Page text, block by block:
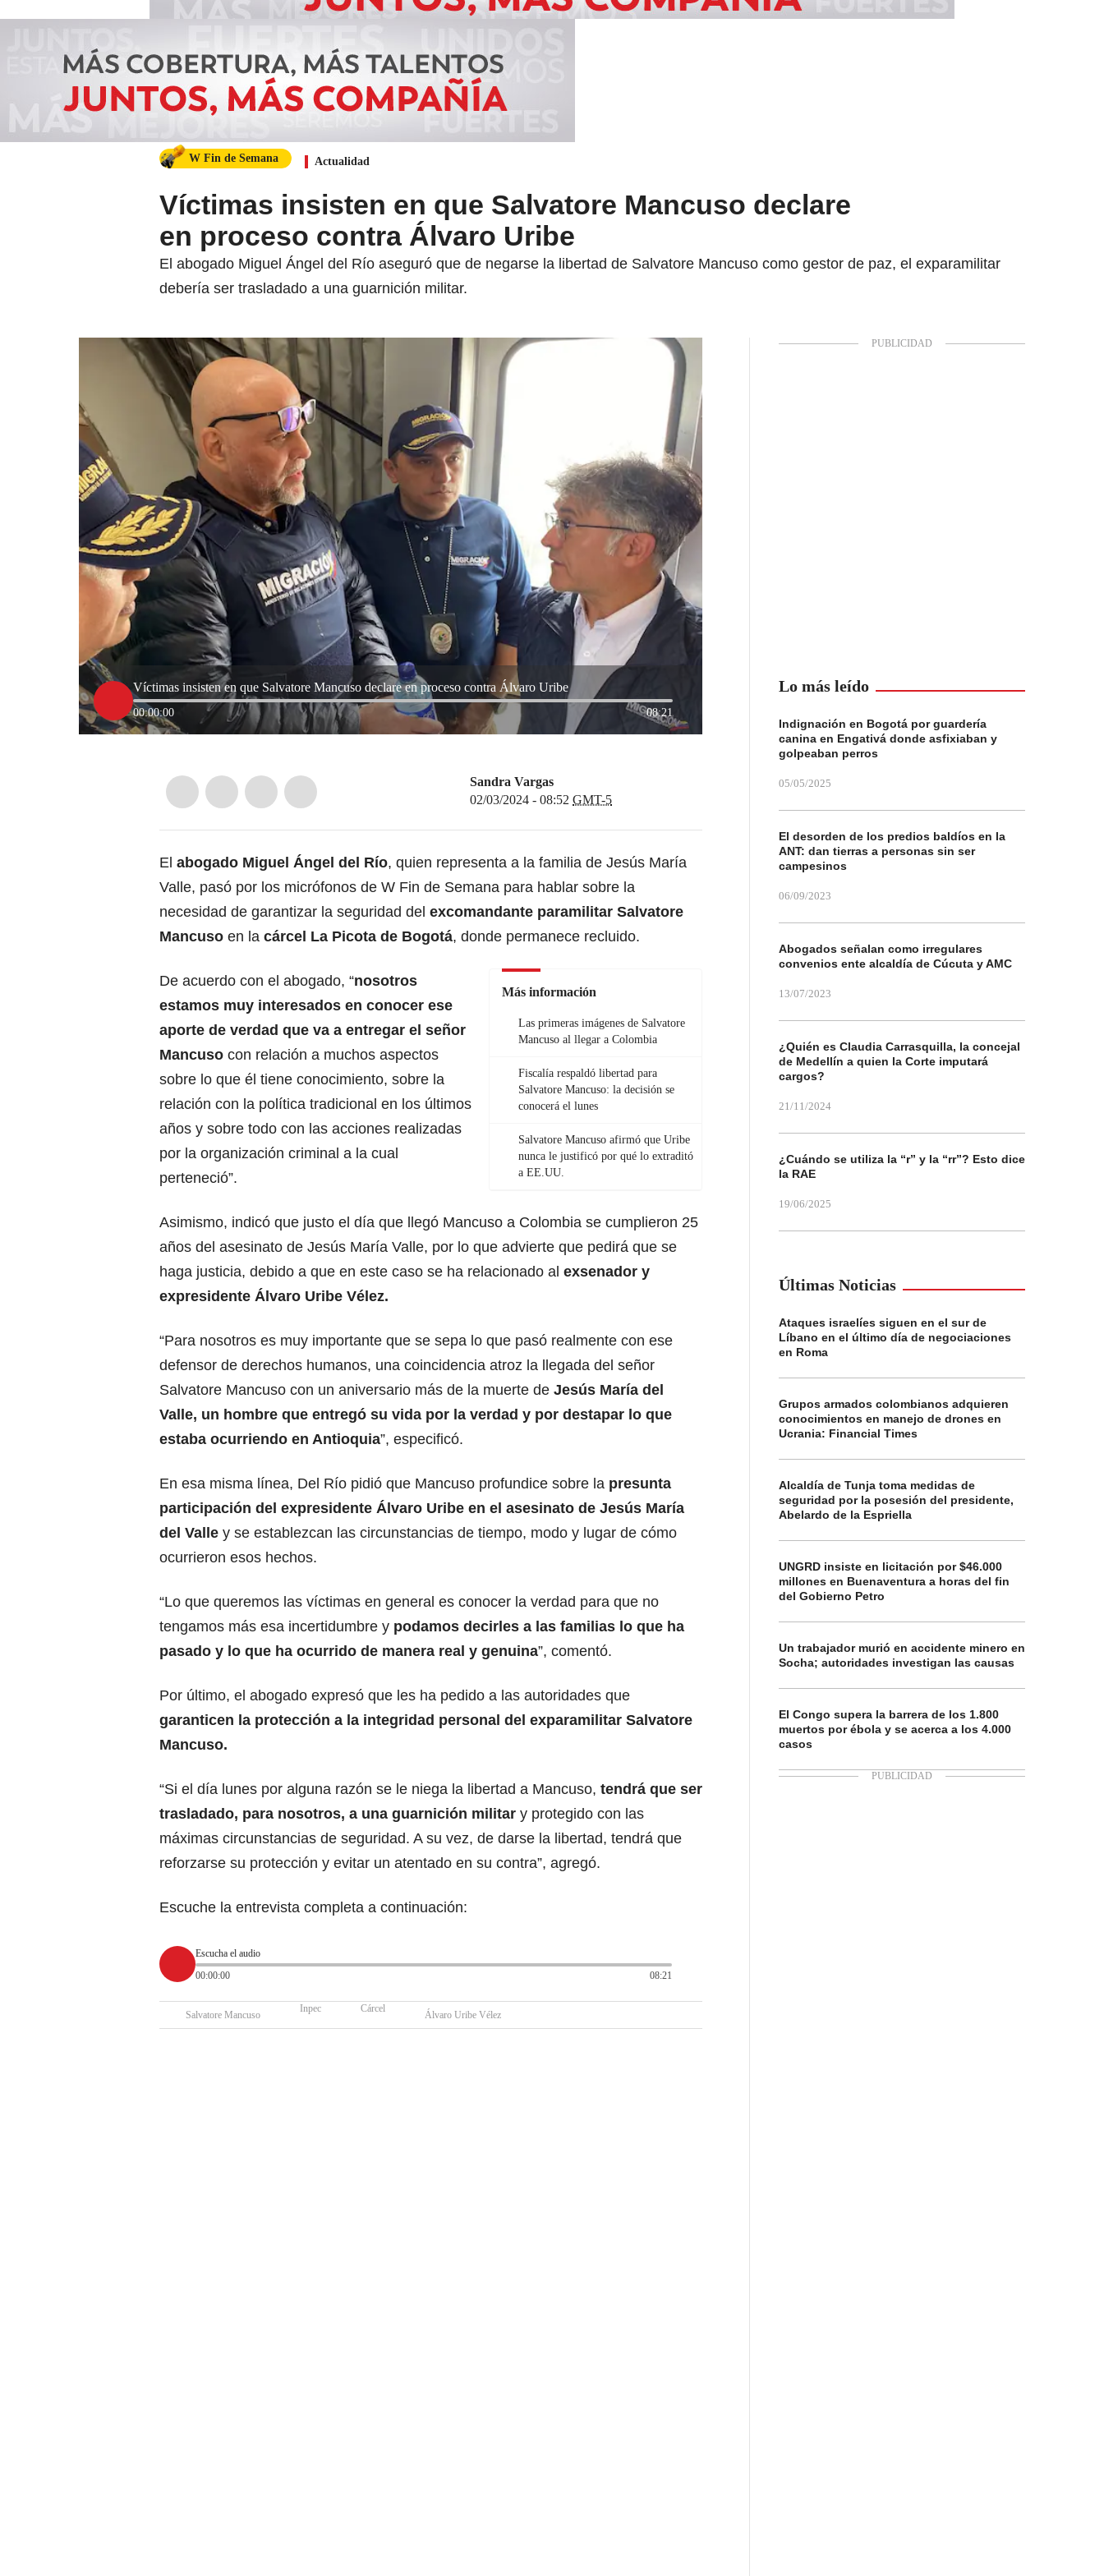
W Fin de Semana Actualidad
Víctimas insisten en que Salvatore Mancuso declare
en proceso contra Álvaro Uribe
El abogado Miguel Ángel del Río aseguró que de negarse la libertad de Salvatore Mancuso como gestor de paz, el exparamilitar
debería ser trasladado a una guarnición militar.
Víctimas insisten en que Salvatore Mancuso declare en proceso contra Álvaro Uribe
00:00:00 08:21
Sandra Vargas
02/03/2024 - 08:52 GMT-5
El abogado Miguel Ángel del Río, quien representa a la familia de Jesús María
Valle, pasó por los micrófonos de W Fin de Semana para hablar sobre la
necesidad de garantizar la seguridad del excomandante paramilitar Salvatore
Mancuso en la cárcel La Picota de Bogotá, donde permanece recluido.
Más información
Las primeras imágenes de Salvatore
Mancuso al llegar a Colombia
Fiscalía respaldó libertad para
Salvatore Mancuso: la decisión se
conocerá el lunes
Salvatore Mancuso afirmó que Uribe
nunca le justificó por qué lo extraditó
a EE.UU.
De acuerdo con el abogado, “nosotros
estamos muy interesados en conocer ese
aporte de verdad que va a entregar el señor
Mancuso con relación a muchos aspectos
sobre lo que él tiene conocimiento, sobre la
relación con la política tradicional en los últimos
años y sobre todo con las acciones realizadas
por la organización criminal a la cual
perteneció”.
Asimismo, indicó que justo el día que llegó Mancuso a Colombia se cumplieron 25
años del asesinato de Jesús María Valle, por lo que advierte que pedirá que se
haga justicia, debido a que en este caso se ha relacionado al exsenador y
expresidente Álvaro Uribe Vélez.
“Para nosotros es muy importante que se sepa lo que pasó realmente con ese
defensor de derechos humanos, una coincidencia atroz la llegada del señor
Salvatore Mancuso con un aniversario más de la muerte de Jesús María del
Valle, un hombre que entregó su vida por la verdad y por destapar lo que
estaba ocurriendo en Antioquia”, especificó.
En esa misma línea, Del Río pidió que Mancuso profundice sobre la presunta
participación del expresidente Álvaro Uribe en el asesinato de Jesús María
del Valle y se establezcan las circunstancias de tiempo, modo y lugar de cómo
ocurrieron esos hechos.
“Lo que queremos las víctimas en general es conocer la verdad para que no
tengamos más esa incertidumbre y podamos decirles a las familias lo que ha
pasado y lo que ha ocurrido de manera real y genuina”, comentó.
Por último, el abogado expresó que les ha pedido a las autoridades que
garanticen la protección a la integridad personal del exparamilitar Salvatore
Mancuso.
“Si el día lunes por alguna razón se le niega la libertad a Mancuso, tendrá que ser
trasladado, para nosotros, a una guarnición militar y protegido con las
máximas circunstancias de seguridad. A su vez, de darse la libertad, tendrá que
reforzarse su protección y evitar un atentado en su contra”, agregó.
Escuche la entrevista completa a continuación:
Escucha el audio
00:00:00
08:21
Salvatore Mancuso
Inpec Cárcel
Álvaro Uribe Vélez
Lo más leído
Indignación en Bogotá por guardería
canina en Engativá donde asfixiaban y
golpeaban perros
05/05/2025
El desorden de los predios baldíos en la
ANT: dan tierras a personas sin ser
campesinos
06/09/2023
Abogados señalan como irregulares
convenios ente alcaldía de Cúcuta y AMC
13/07/2023
¿Quién es Claudia Carrasquilla, la concejal
de Medellín a quien la Corte imputará
cargos?
21/11/2024
¿Cuándo se utiliza la “r” y la “rr”? Esto dice
la RAE
19/06/2025
Últimas Noticias
Ataques israelíes siguen en el sur de
Líbano en el último día de negociaciones
en Roma
Grupos armados colombianos adquieren
conocimientos en manejo de drones en
Ucrania: Financial Times
Alcaldía de Tunja toma medidas de
seguridad por la posesión del presidente,
Abelardo de la Espriella
UNGRD insiste en licitación por $46.000
millones en Buenaventura a horas del fin
del Gobierno Petro
Un trabajador murió en accidente minero en
Socha; autoridades investigan las causas
El Congo supera la barrera de los 1.800
muertos por ébola y se acerca a los 4.000
casos